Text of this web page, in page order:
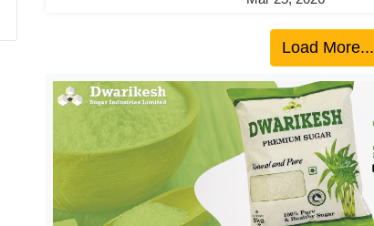
Load More...